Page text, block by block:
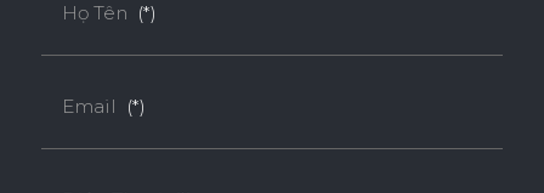
Họ Tên (*)
Email (*)